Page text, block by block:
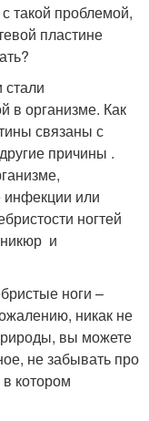
такой проблемой,
пластине
в организме. Как
связаны с
причины .
инфекции или
ногтей
и
ноги –
никак не
вы можете
не забывать про
котором